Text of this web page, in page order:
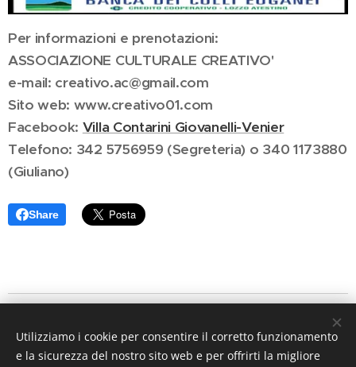
Per informazioni e prenotazioni:
ASSOCIAZIONE CULTURALE CREATIVO'
e-mail: creativo.ac@gmail.com
Sito web: www.creativo01.com
Facebook: Villa Contarini Giovanelli-Venier
Telefono: 342 5756959 (Segreteria) o 340 1173880
(Giuliano)
Share
Villa Contarini Giovanelli - Venier - P.zza Bruno
Santimaria, 240 - 35030 VO' VECCHIO (PD)
Utilizziamo i cookie per consentire il corretto funzionamento
e la sicurezza del nostro sito web e per offrirti la migliore